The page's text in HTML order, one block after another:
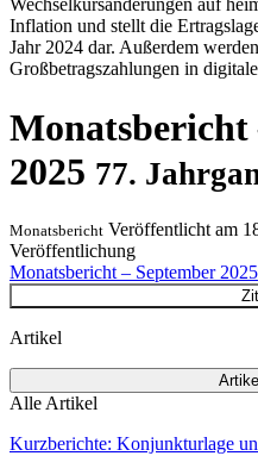
Wechselkursänderungen auf
Inflation und stellt die
Jahr 2024 dar. Außerdem
Großbetragszahlungen in
Monatsbericht
2025 77.
Monatsbericht Veröffentlicht am
Veröffentlichung
Monatsbericht – September 2025
Artikel
Alle Artikel
Kurzberichte: Konjunkturlage